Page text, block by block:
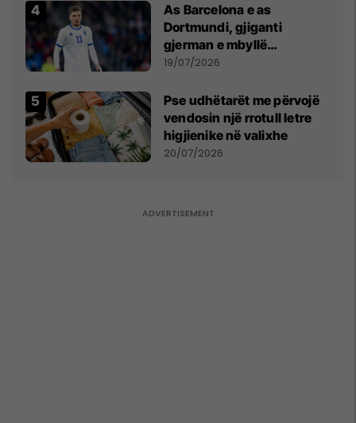
As Barcelona e as
Dortmundi, gjiganti
gjerman e mbyllë
marrëveshjen për Fisnik
19/07/2026
Pse udhëtarët me përvojë
vendosin një rrotull letre
higjienike në valixhe
20/07/2026